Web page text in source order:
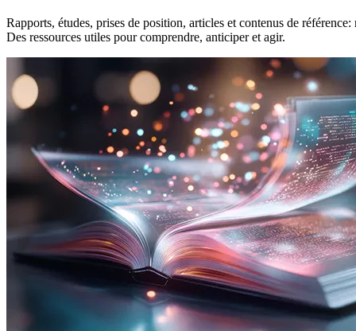
Rapports, études, prises de position, articles et contenus de
Des ressources utiles pour comprendre, anticiper et agir.